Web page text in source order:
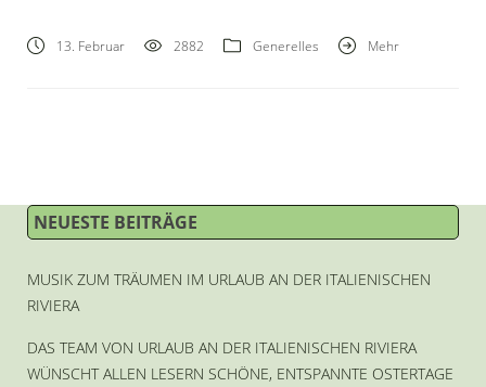
13. Februar 2882 Generelles Mehr
NEUESTE BEITRÄGE
MUSIK ZUM TRÄUMEN IM URLAUB AN DER ITALIENISCHEN
RIVIERA
DAS TEAM VON URLAUB AN DER ITALIENISCHEN RIVIERA
WÜNSCHT ALLEN LESERN SCHÖNE, ENTSPANNTE OSTERTAGE